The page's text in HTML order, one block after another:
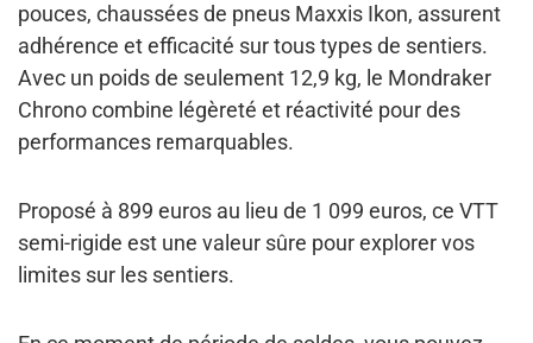
pouces, chaussées de pneus Maxxis Ikon, assurent
adhérence et efficacité sur tous types de sentiers.
Avec un poids de seulement 12,9 kg, le Mondraker
Chrono combine légèreté et réactivité pour des
performances remarquables.
Proposé à 899 euros au lieu de 1 099 euros, ce VTT
semi-rigide est une valeur sûre pour explorer vos
limites sur les sentiers.